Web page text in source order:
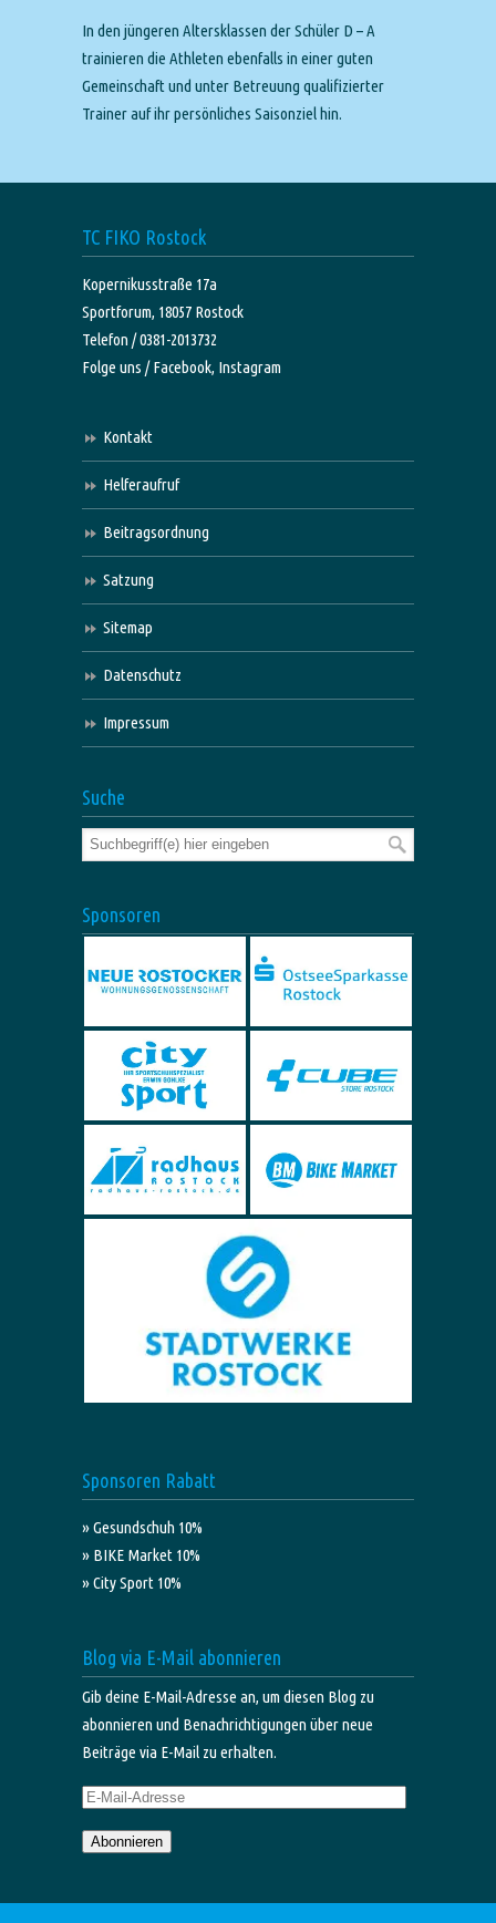
In den jüngeren Altersklassen der Schüler D – A
trainieren die Athleten ebenfalls in einer guten
Gemeinschaft und unter Betreuung qualifizierter
Trainer auf ihr persönliches Saisonziel hin.
TC FIKO Rostock
Kopernikusstraße 17a
Sportforum, 18057 Rostock
Telefon / 0381-2013732
Folge uns /Facebook, Instagram
Kontakt
Helferaufruf
Beitragsordnung
Satzung
Sitemap
Datenschutz
Impressum
Suche
Sponsoren
Sponsoren Rabatt
» Gesundschuh 10%
» BIKE Market 10%
» City Sport 10%
Blog via E-Mail abonnieren
Gib deine E-Mail-Adresse an, um diesen Blog zu
abonnieren und Benachrichtigungen über neue
Beiträge via E-Mail zu erhalten.
E-
Adresse
Abonnieren